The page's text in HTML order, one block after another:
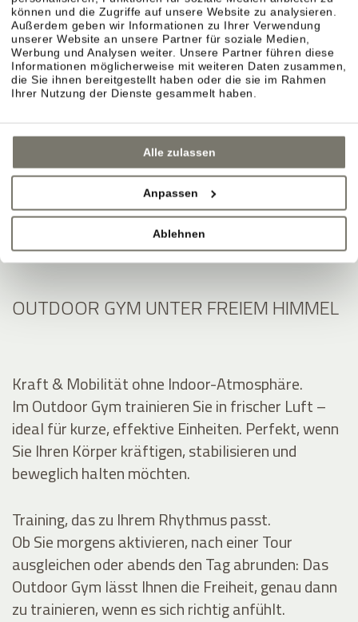
können und die Zugriffe auf unsere Website zu analysieren.
Außerdem geben wir Informationen zu Ihrer Verwendung
unserer Website an unsere Partner für soziale Medien,
Werbung und Analysen weiter. Unsere Partner führen diese
Informationen möglicherweise mit weiteren Daten zusammen,
die Sie ihnen bereitgestellt haben oder die sie im Rahmen
Ihrer Nutzung der Dienste gesammelt haben.
Alle zulassen
Anpassen
Ablehnen
OUTDOOR GYM UNTER FREIEM HIMMEL
Kraft & Mobilität ohne Indoor-Atmosphäre.
Im Outdoor Gym trainieren Sie in frischer Luft –
ideal für kurze, effektive Einheiten. Perfekt, wenn
Sie Ihren Körper kräftigen, stabilisieren und
beweglich halten möchten.
Training, das zu Ihrem Rhythmus passt.
Ob Sie morgens aktivieren, nach einer Tour
ausgleichen oder abends den Tag abrunden: Das
Outdoor Gym lässt Ihnen die Freiheit, genau dann
zu trainieren, wenn es sich richtig anfühlt.